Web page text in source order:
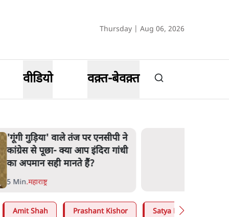
Thursday | Aug 06, 2026
वीडियो वक़्त-बेवक़्त
'गूंगी गुड़िया' वाले तंज पर एनसीपी ने
कांग्रेस से पूछा- क्या आप इंदिरा गांधी
का अपमान सही मानते हैं?
5 Min.महाराष्ट्र
Amit Shah Prashant Kishor Satya Hindi